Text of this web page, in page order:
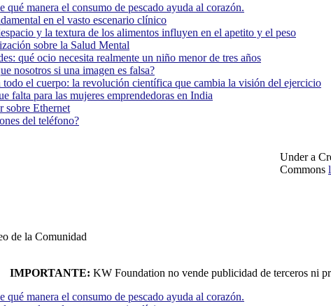
qué manera el consumo de pescado ayuda al corazón.
en el vasto escenario clínico
y la textura de los alimentos influyen en el apetito y el peso
sobre la Salud Mental
qué ocio necesita realmente un niño menor de tres años
nosotros si una imagen es falsa?
todo el cuerpo: la revolución científica que cambia la visión del ejercicio
falta para las mujeres emprendedoras en India
sobre Ethernet
del teléfono?
Under a
Commons
de la Comunidad
IMPORTANTE: KW Foundation no vende publicidad de terceros ni
qué manera el consumo de pescado ayuda al corazón.